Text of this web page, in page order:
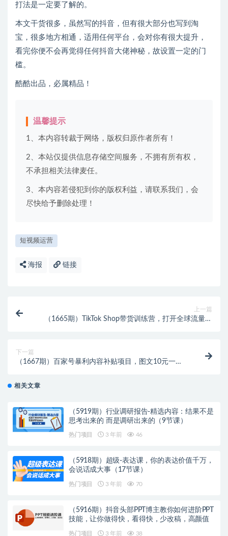
打法是一定要了解的。
本文干货很多，虽然写的抖音，但有很大部分也写到淘
宝，很多地方相通，适用任何平台，会对你有很大提升，
看完你便不会再觉得任何抖音大佬神秘，故设置一定的门
槛。
酷酷出品，必属精品！
温馨提示
1、本内容转裁于网络，版权归原作者所有！
2、本站仅提供信息存储空间服务，不拥有所有权，
不承担相关法律麦任。
3、本内容若侵犯到你的版权利益，请联系我们，会
尽快给予删除处理！
短视频运营
海报 链接
上一篇
（1665期）TikTok Shop带货训练营，打开全球流量，
下一篇
（1667期）百家号暴利内容补贴项目，图文10元一
相关文章
（5919期）行业调研报告-精选内容：结果不是
思考出来的 而是调研出来的（9节课）
热门项目 3 年前 46
（5918期）超级-表达课，你的表达价值千万，
会说话成大事（17节课）
热门项目 3 年前 70
（5916期）抖音头部PPT博主教你如何进阶PPT
技能，让你做得快，看得快，少改稿，高颜值
热门项目 3 年前 38